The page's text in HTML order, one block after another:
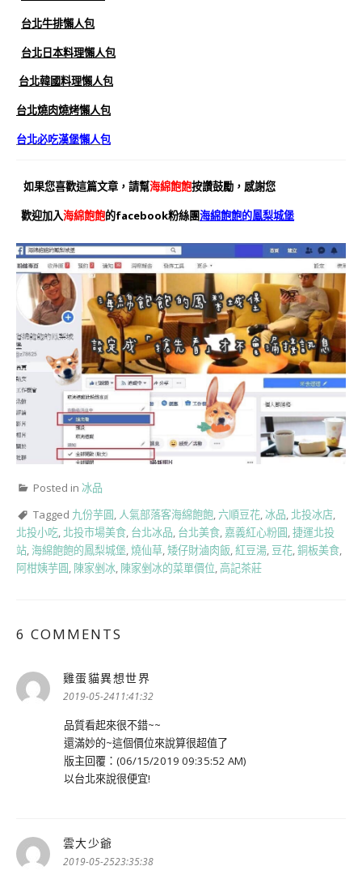
台北牛排懶人包
台北日本料理懶人包
台北韓國料理懶人包
台北燒肉燒烤懶人包
台北必吃漢堡懶人包
如果您喜歡這篇文章，請幫海綿飽飽按讚鼓勵，感謝您
歡迎加入海綿飽飽的facebook粉絲團海綿飽飽的鳳梨城堡
Posted in 冰品
Tagged 九份芋圓 人氣部落客海綿飽飽 六順豆花 冰品 北投冰店
北投小吃 北投市場美食 台北冰品 台北美食 嘉義紅心粉圓 捷運北投
站 海綿飽飽的鳳梨城堡 燒仙草 矮仔財滷肉飯 紅豆湯 豆花 銅板美食
阿柑姨芋圓 陳家剉冰 陳家剉冰的菜單價位 高記茶莊
6 COMMENTS
雞蛋貓異想世界
示:
2019-05-2411:41:32
品質看起來很不錯~~
還滿妙的~這個價位來說算很超值了
版主回覆：(06/15/2019 09:35:52 AM)
以台北來說很便宜!
雲大少爺
示:
2019-05-2523:35:38